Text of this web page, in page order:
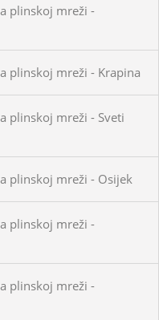
plinskoj mreži -
plinskoj mreži - Krapina
plinskoj mreži - Sveti
plinskoj mreži - Osijek
plinskoj mreži -
plinskoj mreži -